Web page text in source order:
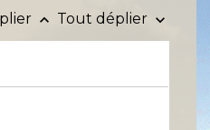
keyboard_arrow_up Tout déplier keyboard_arrow_down